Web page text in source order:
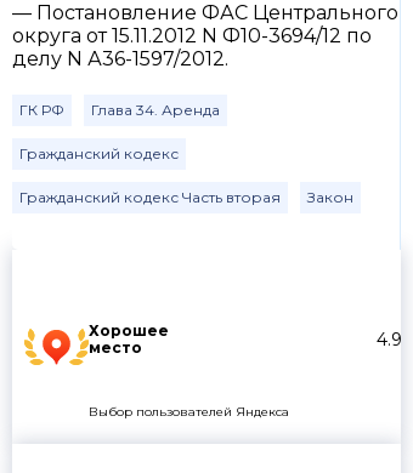
Хорошее
место
4.9
Выбор пользователей Яндекса
— Постановление ФАС Центрального
округа от 15.11.2012 N Ф10-3694/12 по
делу N А36-1597/2012.
ГК РФ Глава 34. Аренда
Гражданский кодекс
Гражданский кодекс Часть вторая Закон